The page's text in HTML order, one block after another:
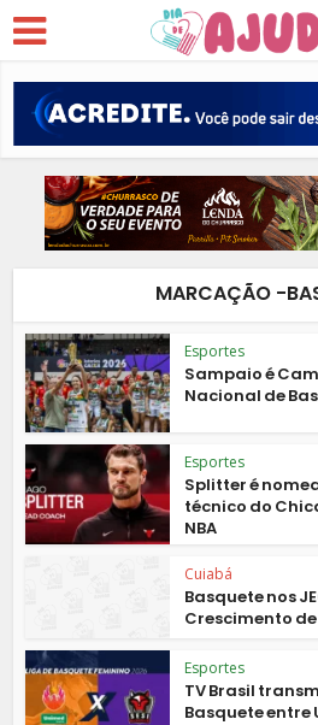
MARCAÇÃO -
Esportes
Sampaio é
Nacional de
Esportes
Splitter é
técnico do
NBA
Cuiabá
Basquete nos
Crescimento de
Esportes
TV Brasil
Basquete entre